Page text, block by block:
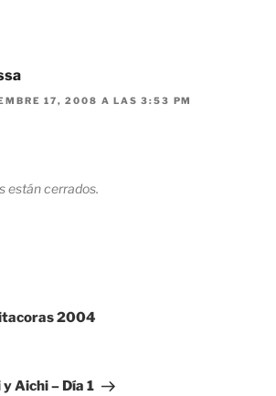
17, 2008 A LAS 3:53 PM
están cerrados.
2004
Aichi – Día 1